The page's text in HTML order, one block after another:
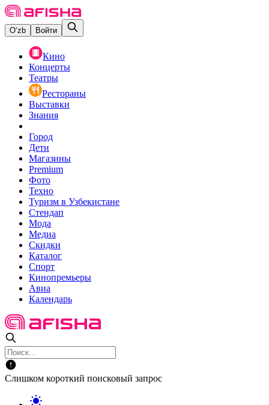
O‘zb Войти
Кино
Концерты
Театры
Рестораны
Выставки
Знания
Город
Дети
Магазины
Premium
Фото
Техно
Туризм в Узбекистане
Стендап
Мода
Медиа
Скидки
Каталог
Спорт
Кинопремьеры
Авиа
Календарь
Слишком короткий поисковый запрос